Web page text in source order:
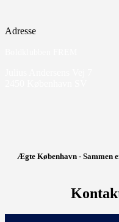
Adresse
Ægte København -